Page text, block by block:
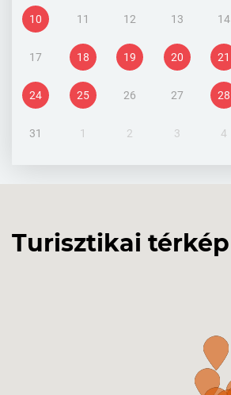
10 11 12 13 14
17 18 19 20 21
24 25 26 27 28
31 1 2 3 4
Turisztikai térkép